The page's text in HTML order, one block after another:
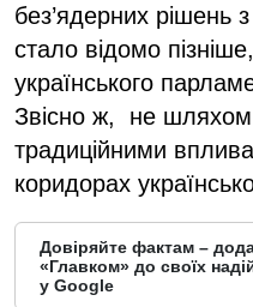
без’ядерних
стало відомо
українського
Звісно ж, не шляхом
традиційними
коридорах
Довіряйте фактам –
«Главком» до своїх
у Google